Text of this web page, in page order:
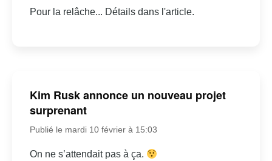
Pour la relâche... Détails dans l'article.
Kim Rusk annonce un nouveau projet
surprenant
Publié le mardi 10 février à 15:03
On ne s’attendait pas à ça.